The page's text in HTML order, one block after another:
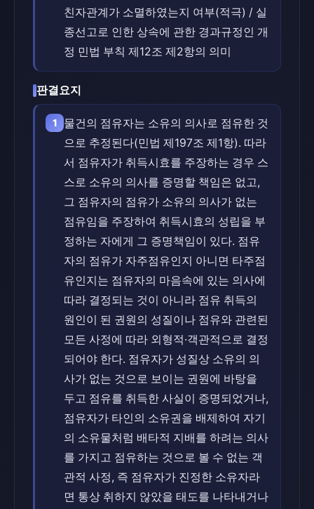
친자관계가 소멸하였는지 여부(적극) / 실
종선고로 인한 상속에 관한 경과규정인 개
정 민법 부칙 제12조 제2항의 의미
판결요지
1
물건의 점유자는 소유의 의사로 점유한 것
으로 추정된다(민법 제197조 제1항). 따라
서 점유자가 취득시효를 주장하는 경우 스
스로 소유의 의사를 증명할 책임은 없고,
그 점유자의 점유가 소유의 의사가 없는
점유임을 주장하여 취득시효의 성립을 부
정하는 자에게 그 증명책임이 있다. 점유
자의 점유가 자주점유인지 아니면 타주점
유인지는 점유자의 마음속에 있는 의사에
따라 결정되는 것이 아니라 점유 취득의
원인이 된 권원의 성질이나 점유와 관련된
모든 사정에 따라 외형적·객관적으로 결정
되어야 한다. 점유자가 성질상 소유의 의
사가 없는 것으로 보이는 권원에 바탕을
두고 점유를 취득한 사실이 증명되었거나,
점유자가 타인의 소유권을 배제하여 자기
의 소유물처럼 배타적 지배를 하려는 의사
를 가지고 점유하는 것으로 볼 수 없는 객
관적 사정, 즉 점유자가 진정한 소유자라
면 통상 취하지 않았을 태도를 나타내거나